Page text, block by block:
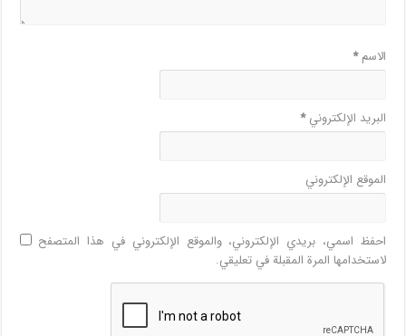
الاسم*
البريد الإلكتروني*
الموقع الإلكتروني
احفظ اسمي، بريدي الإلكتروني، والموقع الإلكتروني في هذا المتصفح
لاستخدامها المرة المقبلة في تعليقي.